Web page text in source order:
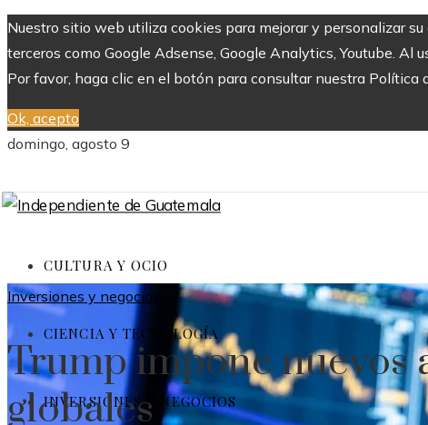
Nuestro sitio web utiliza cookies para mejorar y personalizar
terceros como Google Adsense, Google Analytics, Youtube.
Por favor, haga clic en el botón para consultar nuestra Política
Ok, acepto
domingo, agosto 9
CULTURA Y OCIO
CIENCIA Y TECNOLOGÍA
INVERSIONES Y NEGOCIOS
Inversiones y negocios
Trump impone nuevos
globales